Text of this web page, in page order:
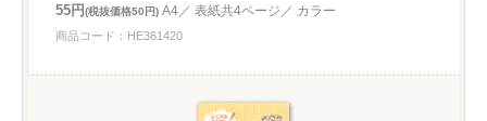
55円(税抜価格50円) A4／ 表紙共4ページ／ カラー
商品コード：HE361420